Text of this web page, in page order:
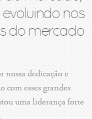
nos
do mercado
nossa dedicação e
com esses grandes
uma liderança forte